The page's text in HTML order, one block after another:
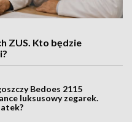
ZUS. Kto będzie
Bedoes 2115
luksusowy zegarek.